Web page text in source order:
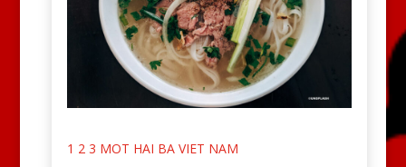
1 2 3 MOT HAI BA VIET NAM